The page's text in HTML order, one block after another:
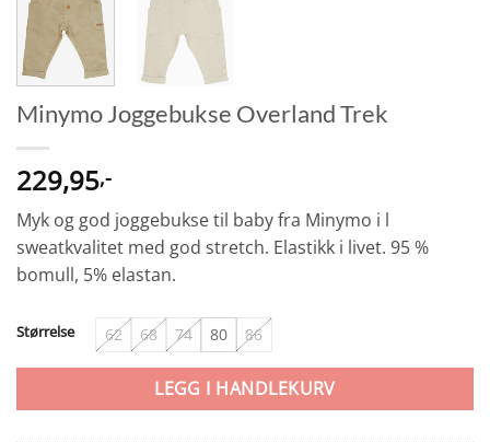
Minymo Joggebukse Overland Trek
229,95,-
Myk og god joggebukse til baby fra Minymo i l
sweatkvalitet med god stretch. Elastikk i livet. 95 %
bomull, 5% elastan.
Størrelse 62 68 74 80 86
LEGG I HANDLEKURV